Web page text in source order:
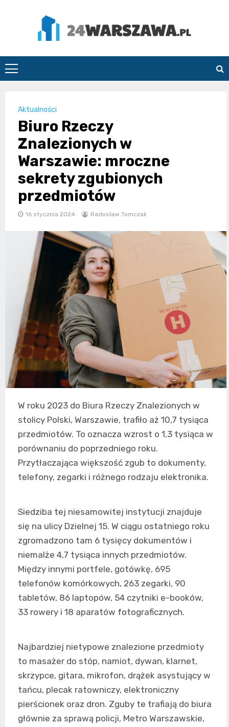
24Warszawa.pl
Aktualności
Biuro Rzeczy
Znalezionych w
Warszawie: mroczne
sekrety zgubionych
przedmiotów
16 stycznia 2024 Radosław Tomczak
W roku 2023 do Biura Rzeczy Znalezionych w
stolicy Polski, Warszawie, trafiło aż 10,7 tysiąca
przedmiotów. To oznacza wzrost o 1,3 tysiąca w
porównaniu do poprzedniego roku.
Przytłaczająca większość zgub to dokumenty,
telefony, zegarki i różnego rodzaju elektronika.
Siedziba tej niesamowitej instytucji znajduje
się na ulicy Dzielnej 15. W ciągu ostatniego roku
zgromadzono tam 6 tysięcy dokumentów i
niemalże 4,7 tysiąca innych przedmiotów.
Między innymi portfele, gotówkę, 695
telefonów komórkowych, 263 zegarki, 90
tabletów, 86 laptopów, 54 czytniki e-booków,
33 rowery i 18 aparatów fotograficznych.
Najbardziej nietypowe znalezione przedmioty
to masażer do stóp, namiot, dywan, klarnet,
skrzypce, gitara, mikrofon, drążek asystujący w
tańcu, plecak ratowniczy, elektroniczny
pierścionek oraz dron. Zguby te trafiają do biura
głównie za sprawą policji, Metro Warszawskie,